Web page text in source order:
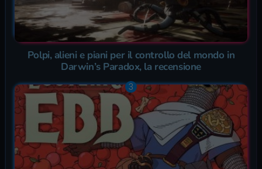
Polpi, alieni e piani per il controllo del mondo in
Darwin’s Paradox, la recensione